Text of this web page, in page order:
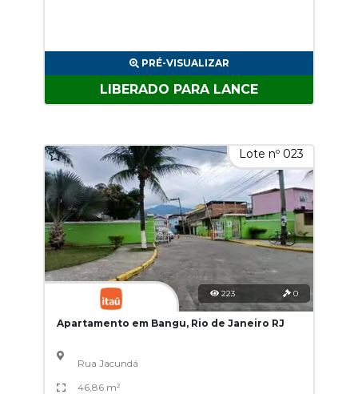
PRÉ-VISUALIZAR
LIBERADO PARA LANCE
Lote nº 023
223 0
Apartamento em Bangu, Rio de Janeiro RJ
Rua Jacundá
46,86 m²